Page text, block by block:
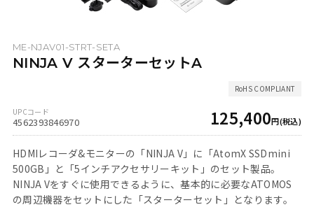
ME-NJAV01-STRT-SETA
NINJA V スターターセットA
4562393846970 125,400
HDMIレコーダ&モニターの「NINJA V」に「AtomX SSDmini
500GB」と「5インチアクセサリーキット」のセット製品。
NINJA Vをすぐに使用できるように、基本的に必要なATOMOS
の周辺機器をセットにした「スターターセット」となります。